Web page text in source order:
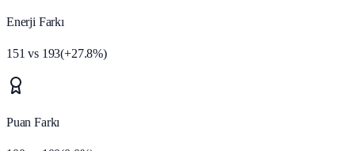
Enerji Farkı
151 vs 193(+27.8%)
Puan Farkı